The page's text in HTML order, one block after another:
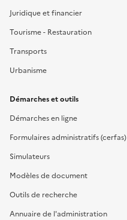
Juridique et financier
Tourisme - Restauration
Transports
Urbanisme
Démarches et outils
Démarches en ligne
Formulaires administratifs (cerfas)
Simulateurs
Modèles de document
Outils de recherche
Annuaire de l'administration